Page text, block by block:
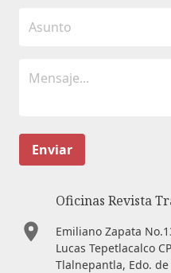
Enviar
Oficinas Revista
Emiliano Zapata
Lucas Tepetlacalco
Tlalnepantla, Edo. de